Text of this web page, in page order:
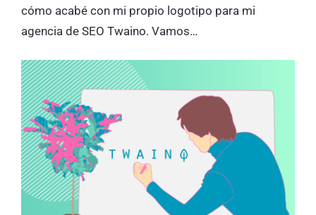
cómo acabé con mi propio logotipo para mi
agencia de SEO Twaino. Vamos…